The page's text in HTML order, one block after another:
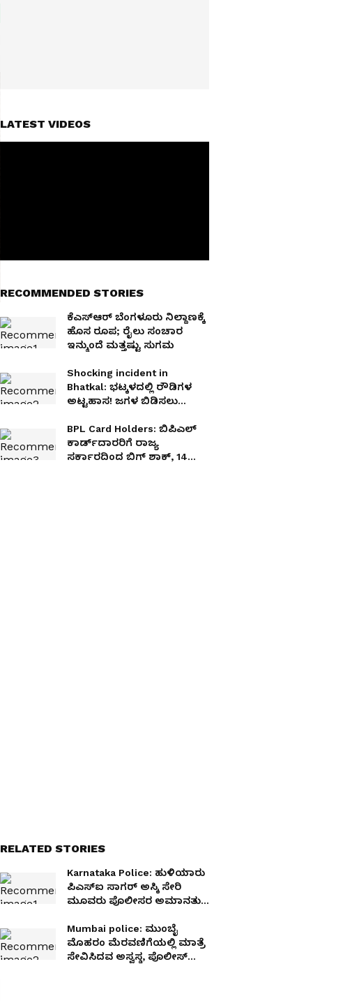
LATEST VIDEOS
RECOMMENDED STORIES
ಕೆಎಸ್‌ಆರ್ ಬೆಂಗಳೂರು ನಿಲ್ದಾಣಕ್ಕೆ
ಹೊಸ ರೂಪ; ರೈಲು ಸಂಚಾರ
ಇನ್ಮುಂದೆ ಮತ್ತಷ್ಟು ಸುಗಮ
Shocking incident in
Bhatkal: ಭಟ್ಕಳದಲ್ಲಿ ರೌಡಿಗಳ
ಅಟ್ಟಹಾಸ! ಜಗಳ ಬಿಡಿಸಲು
ಚಾಕು ಇರಿತ!
BPL Card Holders: ಬಿಪಿಎಲ್
ಕಾರ್ಡ್‌ದಾರರಿಗೆ ರಾಜ್ಯ
ಸರ್ಕಾರದಿಂದ ಬಿಗ್ ಶಾಕ್, 14
RELATED STORIES
Karnataka Police: ಹುಳಿಯಾರು
ಪಿಎಸ್‌ಐ ಸಾಗರ್ ಅಸ್ಕಿ ಸೇರಿ
ಮೂವರು ಪೊಲೀಸರ ಅಮಾನತು;
Mumbai police: ಮುಂಬೈ
ಮೊಹರಂ ಮೆರವಣಿಗೆಯಲ್ಲಿ ಮಾತ್ರೆ
ಸೇವಿಸಿದವ ಅಸ್ವಸ್ಥ, ಪೊಲೀಸ್